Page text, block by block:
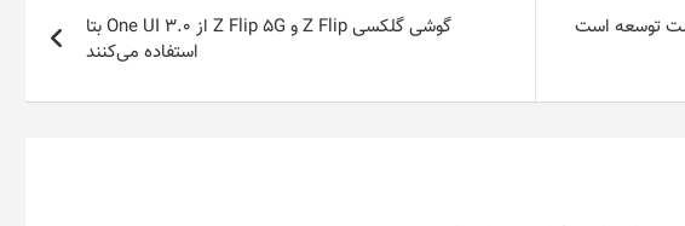
گوشی گلکسی Z Flip و Z Flip ۵G از One UI ۳.۰ بتا
استفاده می‌کنند